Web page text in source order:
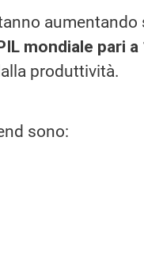
aumentando
mondiale pari
produttività.
sono: